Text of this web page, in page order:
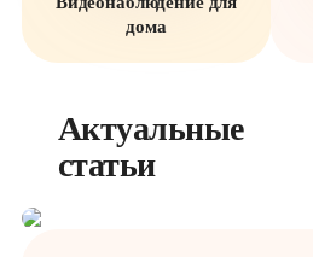
дома
Актуальные
статьи